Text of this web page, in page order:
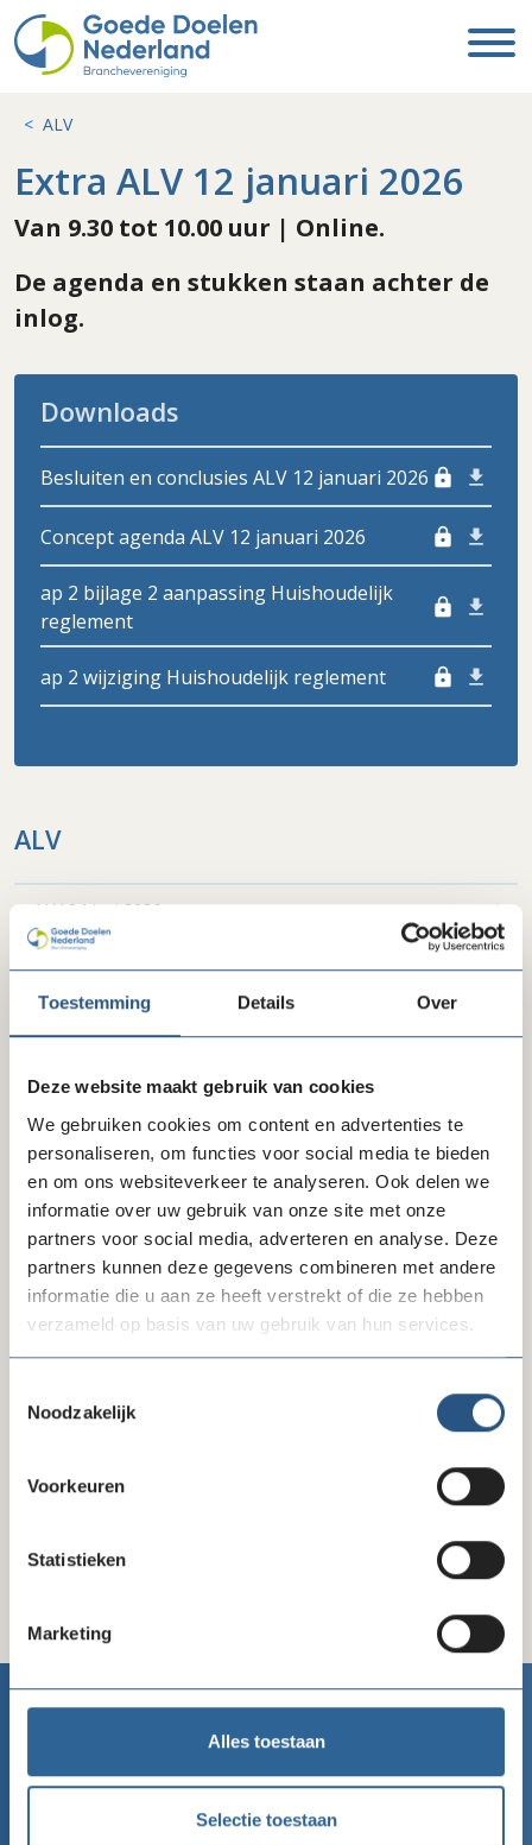
Toestemming Details Over
Deze website maakt gebruik van cookies
We gebruiken cookies om content en advertenties te
personaliseren, om functies voor social media te bieden
en om ons websiteverkeer te analyseren. Ook delen we
informatie over uw gebruik van onze site met onze
partners voor social media, adverteren en analyse. Deze
partners kunnen deze gegevens combineren met andere
informatie die u aan ze heeft verstrekt of die ze hebben
verzameld op basis van uw gebruik van hun services.
Noodzakelijk
Voorkeuren
Statistieken
Marketing
Alles toestaan
Selectie toestaan
ALV
Extra ALV 12 januari 2026
Van 9.30 tot 10.00 uur | Online.
De agenda en stukken staan achter de
inlog.
Downloads
Besluiten en conclusies ALV 12 januari 2026 lock
Concept agenda ALV 12 januari 2026 lock
ap 2 bijlage 2 aanpassing Huishoudelijk
reglement
lock
ap 2 wijziging Huishoudelijk reglement lock
ALV
ALV 24 juni 2026
ALV 27 november 2025
Extra ALV 20 januari 2025
ALV 28 november 2024
ALV 27 juni 2024
Extra ALV 22 januari 2024
ALV 30 november 2023
Extra ALV 12 juli 2022
ALV 22 juni 2022
Goede Doelen Nederland
Telefoon